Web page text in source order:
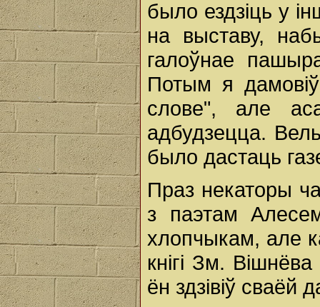
было ездзіць у
на выставу,
галоўнае
Потым я
слове", але
адбудзецца.
было дастаць
Праз некаторы
з паэтам
хлопчыкам, але
кнігі Зм.
ён здзівіў